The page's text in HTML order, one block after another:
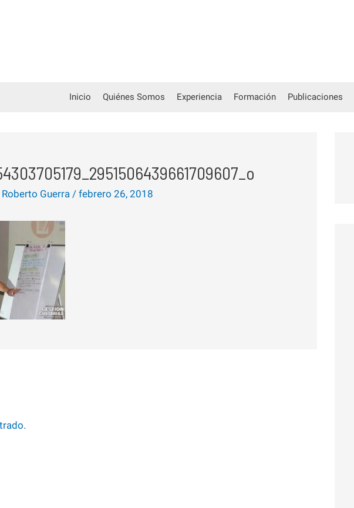
Inicio Quiénes Somos Experiencia Formación Publicaciones
Roberto Guerra / febrero 26, 2018
.